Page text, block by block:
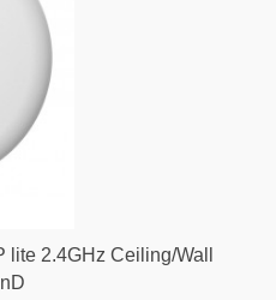
2.4GHz Ceiling/Wall